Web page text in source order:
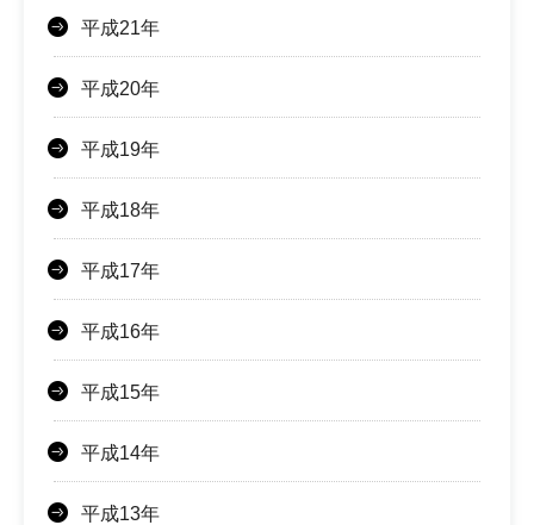
平成21年
平成20年
平成19年
平成18年
平成17年
平成16年
平成15年
平成14年
平成13年